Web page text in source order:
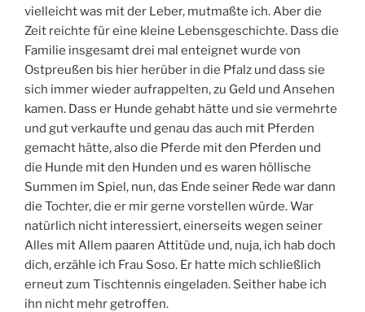
vielleicht was mit der Leber, mutmaßte ich. Aber die
Zeit reichte für eine kleine Lebensgeschichte. Dass die
Familie insgesamt drei mal enteignet wurde von
Ostpreußen bis hier herüber in die Pfalz und dass sie
sich immer wieder aufrappelten, zu Geld und Ansehen
kamen. Dass er Hunde gehabt hätte und sie vermehrte
und gut verkaufte und genau das auch mit Pferden
gemacht hätte, also die Pferde mit den Pferden und
die Hunde mit den Hunden und es waren höllische
Summen im Spiel, nun, das Ende seiner Rede war dann
die Tochter, die er mir gerne vorstellen würde. War
natürlich nicht interessiert, einerseits wegen seiner
Alles mit Allem paaren Attitüde und, nuja, ich hab doch
dich, erzähle ich Frau Soso. Er hatte mich schließlich
erneut zum Tischtennis eingeladen. Seither habe ich
ihn nicht mehr getroffen.